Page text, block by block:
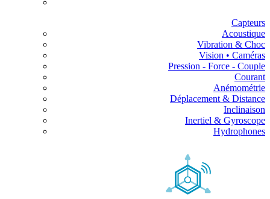
Capteurs
Acoustique
Vibration & Choc
Vision • Caméras
Pression - Force - Couple
Courant
Anémométrie
Déplacement & Distance
Inclinaison
Inertiel & Gyroscope
Hydrophones